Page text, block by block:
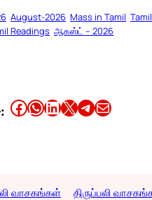
August-2026 Mass in Tamil
Readings ஆகஸ்ட் – 2026
Share this article on Facebook Share this article on WhatsApp Share this article on LinkedIn Share this article on X Share this article on TelegramEmail this Article
வாசகங்கள்
திருப்பலி